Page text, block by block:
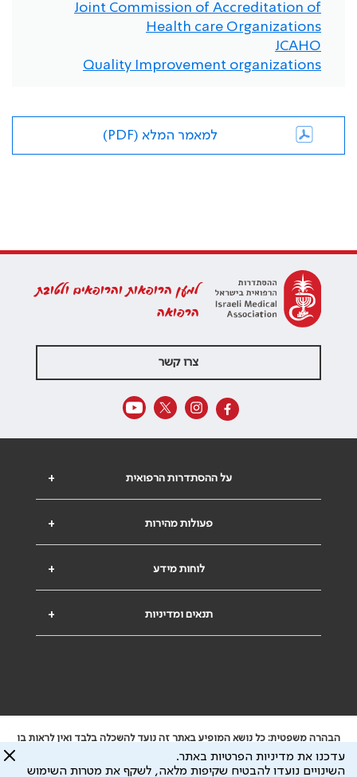
Joint Commission of Accreditation of
Health care Organizations
JCAHO
Quality Improvement organizations
למאמר המלא (PDF)
למען הרופאות והרופאים ולטובת
הרפואה
צרו קשר
+ על ההסתדרות הרפואית
+ פעולות מהירות
+ לוחות מידע
+ תנאים ומדיניות
הבהרה משפטית: כל נושא המופיע באתר זה נועד להשכלה בלבד ואין לראות בו
ייעוץ רפואי או משפטי. אין הר"י אחראית לתוכן המתפרסם באתר זה ולכל נזק
שעלול להיגרם.
עדכנו את מדיניות הפרטיות באתר.
השינויים נועדו להבטיח שקיפות מלאה, לשקף את מטרות השימוש